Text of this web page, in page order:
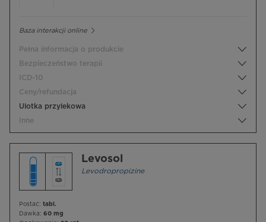
Baza interakcji online
Pełna informacja o produkcie
Bezpieczeństwo terapii
ICD-10
Ceny/refundacja
Ulotka przylekowa
Inne
Levosol
Levodropropizine
Postać: tabl.
Dawka: 60 mg